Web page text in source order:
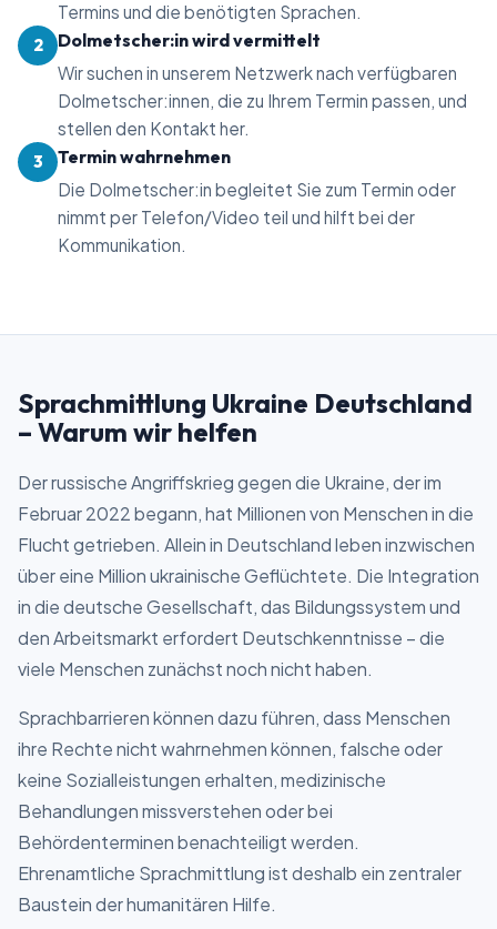
Termins und die benötigten Sprachen.
2
Dolmetscher:in wird vermittelt
Wir suchen in unserem Netzwerk nach verfügbaren
Dolmetscher:innen, die zu Ihrem Termin passen, und
stellen den Kontakt her.
3
Termin wahrnehmen
Die Dolmetscher:in begleitet Sie zum Termin oder
nimmt per Telefon/Video teil und hilft bei der
Kommunikation.
Sprachmittlung Ukraine Deutschland
– Warum wir helfen
Der russische Angriffskrieg gegen die Ukraine, der im
Februar 2022 begann, hat Millionen von Menschen in die
Flucht getrieben. Allein in Deutschland leben inzwischen
über eine Million ukrainische Geflüchtete. Die Integration
in die deutsche Gesellschaft, das Bildungssystem und
den Arbeitsmarkt erfordert Deutschkenntnisse – die
viele Menschen zunächst noch nicht haben.
Sprachbarrieren können dazu führen, dass Menschen
ihre Rechte nicht wahrnehmen können, falsche oder
keine Sozialleistungen erhalten, medizinische
Behandlungen missverstehen oder bei
Behördenterminen benachteiligt werden.
Ehrenamtliche Sprachmittlung ist deshalb ein zentraler
Baustein der humanitären Hilfe.